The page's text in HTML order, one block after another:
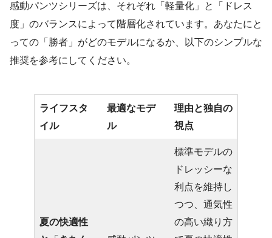
感動パンツシリーズは、それぞれ「軽量化」と「ドレス
度」のバランスによって階層化されています。あなたにと
っての「勝者」がどのモデルになるか、以下のシンプルな
推奨を参考にしてください。
ライフスタ
イル
最適なモデ
ル
理由と独自の
視点
夏の快適性
標準モデルの
ドレッシーな
利点を維持し
つつ、通気性
の高い織り方